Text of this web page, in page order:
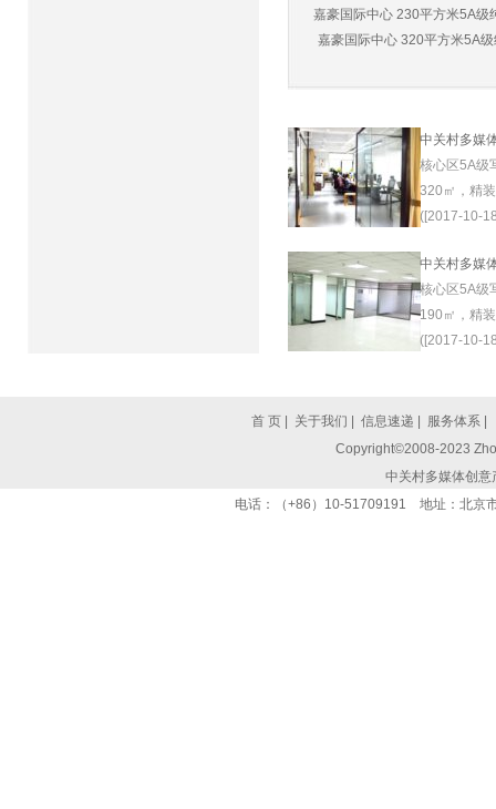
嘉豪国际中心 230平方米5A级
嘉豪国际中心 320平方米5A
中关村多媒
核心区5A级
320㎡，精
([2017-10-
中关村多媒
核心区5A级
190㎡，精
([2017-10-
首 页 关于我们 信息速递 服务体系
Copyright©2008-2023
中关村多媒体创
电话：（+86）10-51709191 地址：北京